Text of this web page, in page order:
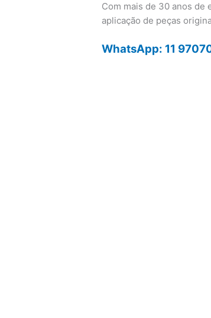
Com mais de 30 anos de
aplicação de peças
WhatsApp: 11